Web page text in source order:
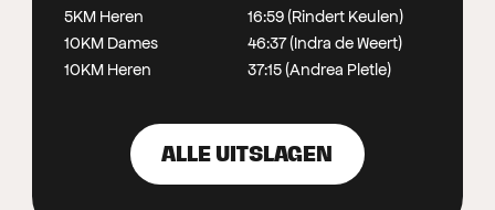
5KM Heren
16:59 (Rindert Keulen)
10KM Dames
46:37 (Indra de Weert)
10KM Heren
37:15 (Andrea Pletle)
ALLE UITSLAGEN